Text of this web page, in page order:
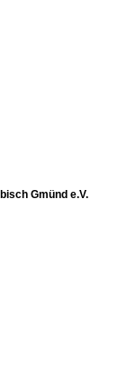
Gmünd e.V.